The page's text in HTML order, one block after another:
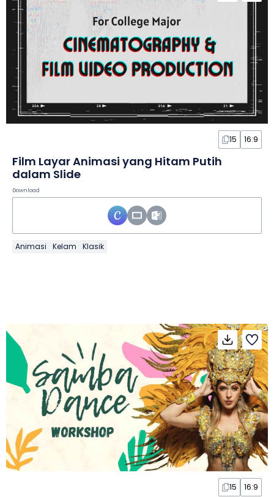
15 16:9
Film Layar Animasi yang Hitam Putih
dalam Slide
Download
Animasi Kelam Klasik
15 16:9